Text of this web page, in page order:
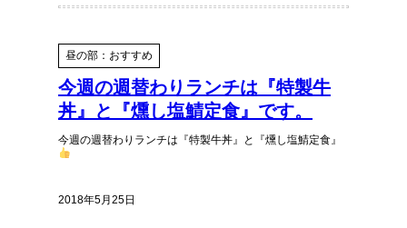
昼の部：おすすめ
今週の週替わりランチは『特製牛
丼』と『燻し塩鯖定食』です。
今週の週替わりランチは『特製牛丼』と『燻し塩鯖定食』
2018年5月25日